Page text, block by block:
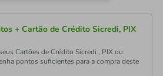
+ Cartão de Crédito Sicredi, PIX
Cartões de Crédito Sicredi , PIX ou
pontos suficientes para a compra deste